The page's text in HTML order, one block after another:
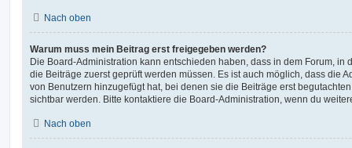
Nach oben
Warum muss mein Beitrag erst freigegeben werden?
Die Board-Administration kann entschieden haben, dass in dem Forum, in
die Beiträge zuerst geprüft werden müssen. Es ist auch möglich, dass die
von Benutzern hinzugefügt hat, bei denen sie die Beiträge erst
sichtbar werden. Bitte kontaktiere die Board-Administration, wenn du
Nach oben